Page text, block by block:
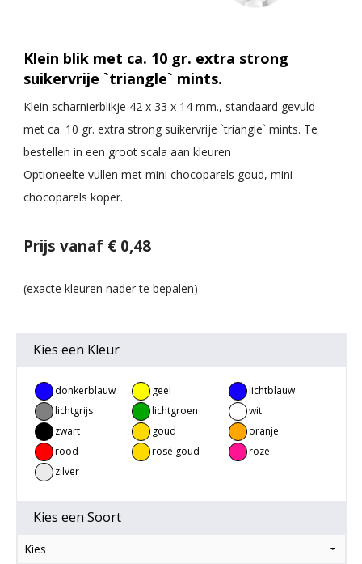
Klein blik met ca. 10 gr. extra strong
suikervrije `triangle` mints.
Klein scharnierblikje 42 x 33 x 14 mm., standaard gevuld
met ca. 10 gr. extra strong suikervrije `triangle` mints. Te
bestellen in een groot scala aan kleuren
Optioneelte vullen met mini chocoparels goud, mini
chocoparels koper.
Prijs vanaf € 0,48
Kies een Kleur
donkerblauw geel
lichtblauw
lichtgrijs
lichtgroen
wit
zwart
goud
oranje
rood
rosé goud
roze
zilver
Kies een Soort